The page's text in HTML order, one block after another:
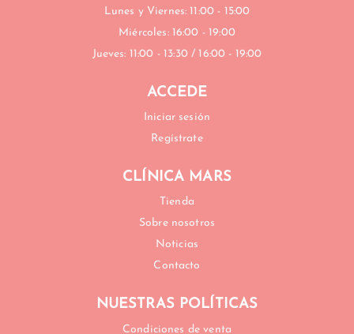
Lunes y Viernes: 11:00 - 15:00
Miércoles: 16:00 - 19:00
Jueves: 11:00 - 13:30 / 16:00 - 19:00
ACCEDE
Iniciar sesión
Regístrate
CLÍNICA MARS
Tienda
Sobre nosotros
Noticias
Contacto
NUESTRAS POLÍTICAS
Condiciones de venta